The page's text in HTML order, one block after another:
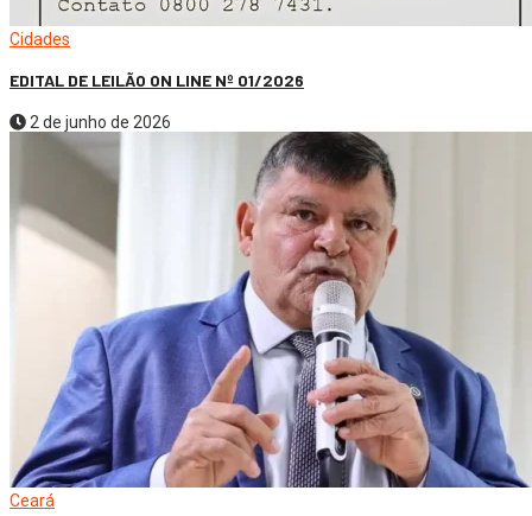
Cidades
EDITAL DE LEILÃO ON LINE Nº 01/2026
2 de junho de 2026
Ceará